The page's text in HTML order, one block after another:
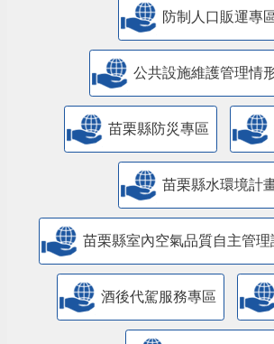
防制人口販運專
公共設施維護管理情
苗栗縣防災專區
苗栗縣水環境計
苗栗縣室內空氣品質自主管
酒後代駕服務專區